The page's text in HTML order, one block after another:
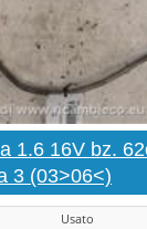
1.6 16V bz.
3 (03>06<)
Usato